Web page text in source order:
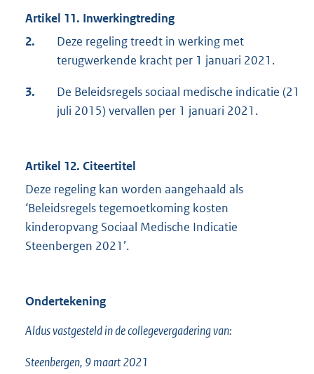
Artikel 11. Inwerkingtreding
2.
Deze regeling treedt in werking met
terugwerkende kracht per 1 januari 2021.
3.
De Beleidsregels sociaal medische indicatie (21
juli 2015) vervallen per 1 januari 2021.
Artikel 12. Citeertitel
Deze regeling kan worden aangehaald als
‘Beleidsregels tegemoetkoming kosten
kinderopvang Sociaal Medische Indicatie
Steenbergen 2021’.
Ondertekening
Aldus vastgesteld in de collegevergadering van:
Steenbergen, 9 maart 2021